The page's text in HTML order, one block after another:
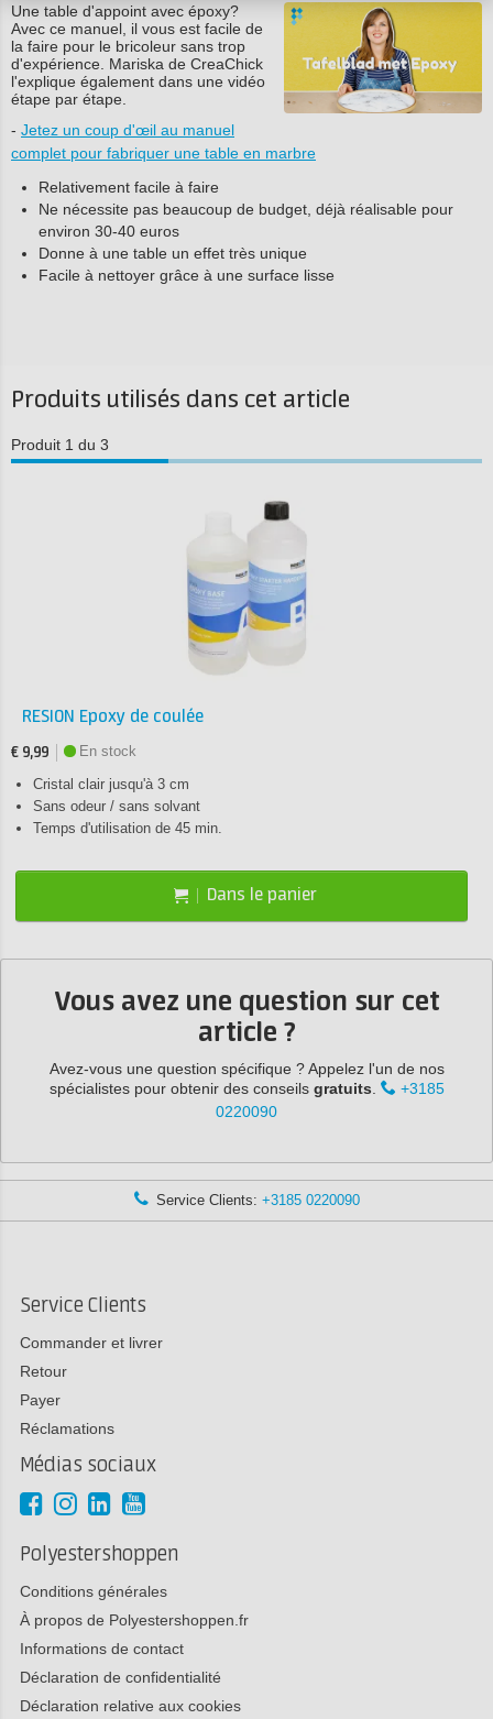
Une table d'appoint avec époxy?
Avec ce manuel, il vous est facile de
la faire pour le bricoleur sans trop
d'expérience. Mariska de CreaChick
l'explique également dans une vidéo
étape par étape.
- Jetez un coup d'œil au manuel
complet pour fabriquer une table en marbre
Relativement facile à faire
Ne nécessite pas beaucoup de budget, déjà réalisable pour
environ 30-40 euros
Donne à une table un effet très unique
Facile à nettoyer grâce à une surface lisse
Produits utilisés dans cet article
Produit 1 du 3
RESION Epoxy de coulée
€ 9,99
En stock
Cristal clair jusqu'à 3 cm
Sans odeur / sans solvant
Temps d'utilisation de 45 min.
Dans le panier
Vous avez une question sur cet
article ?
Avez-vous une question spécifique ? Appelez l'un de nos
spécialistes pour obtenir des conseils gratuits
+3185
0220090
Service Clients: +3185 0220090
Service Clients
Commander et livrer
Retour
Payer
Réclamations
Médias sociaux
Polyestershoppen
Conditions générales
À propos de Polyestershoppen.fr
Informations de contact
Déclaration de confidentialité
Déclaration relative aux cookies